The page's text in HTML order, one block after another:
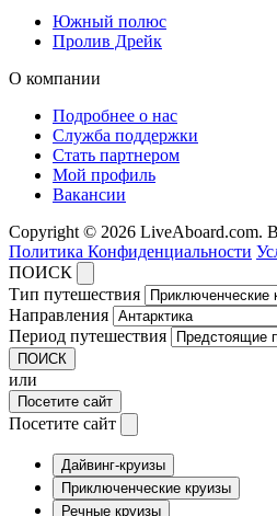
Южный полюс
Пролив Дрейк
О компании
Подробнее о нас
Служба поддержки
Стать партнером
Мой профиль
Вакансии
Copyright © 2026 LiveAboard.com.
Политика Конфиденциальности
ПОИСК
Тип путешествия
Направления
Период путешествия
ПОИСК
или
Посетите сайт
Посетите сайт
Дайвинг-круизы
Приключенческие круизы
Речные круизы